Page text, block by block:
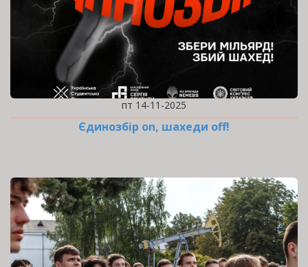
пт 14-11-2025
Єдинозбір on, шахеди off!